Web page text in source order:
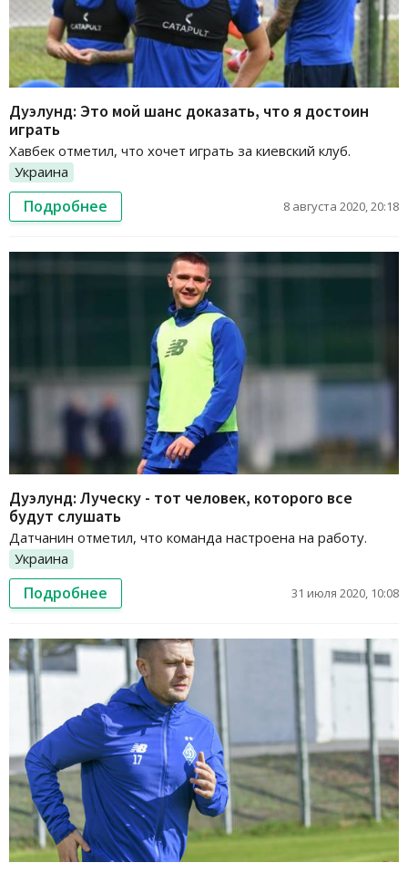
Дуэлунд: Это мой шанс доказать, что я достоин
играть
Хавбек отметил, что хочет играть за киевский клуб.
Украина
Подробнее 8 августа 2020, 20:18
Дуэлунд: Луческу - тот человек, которого все
будут слушать
Датчанин отметил, что команда настроена на работу.
Украина
Подробнее 31 июля 2020, 10:08